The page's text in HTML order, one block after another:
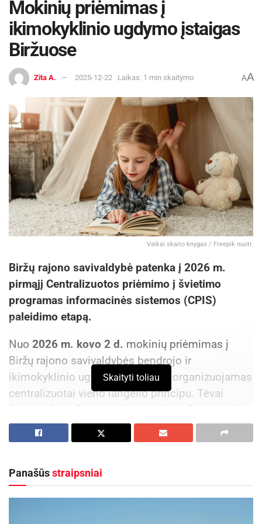
Mokinių priėmimas į
ikimokyklinio ugdymo įstaigas
Biržuose
Zita A. 2025-12-22 Laikas: 1 min skaitymo AA
Vaikai skaito knygas / Freepik nuotr.
Biržų rajono savivaldybė patenka į 2026 m.
pirmąjį Centralizuotos priėmimo į švietimo
programas informacinės sistemos (CPIS)
paleidimo etapą.
Nuo 2026 m. kovo 2 d. mokinių priėmimas į
Biržų rajono savivaldybės bendrojo ir
ikimokyklinio ugdymo mokyklas organizuojamas
centralizuotai vieno langelio principu. Tėvai
(globėjai) prašymus priimti vaikus į Savivaldybės
mokyklų klases pildys elektroniniu būdu arba
kreipsis į pasirinktą mokyklą dėl jų užpildymo.
Aktualios naujienos
Skaityti toliau
Panašūsstraipsniai